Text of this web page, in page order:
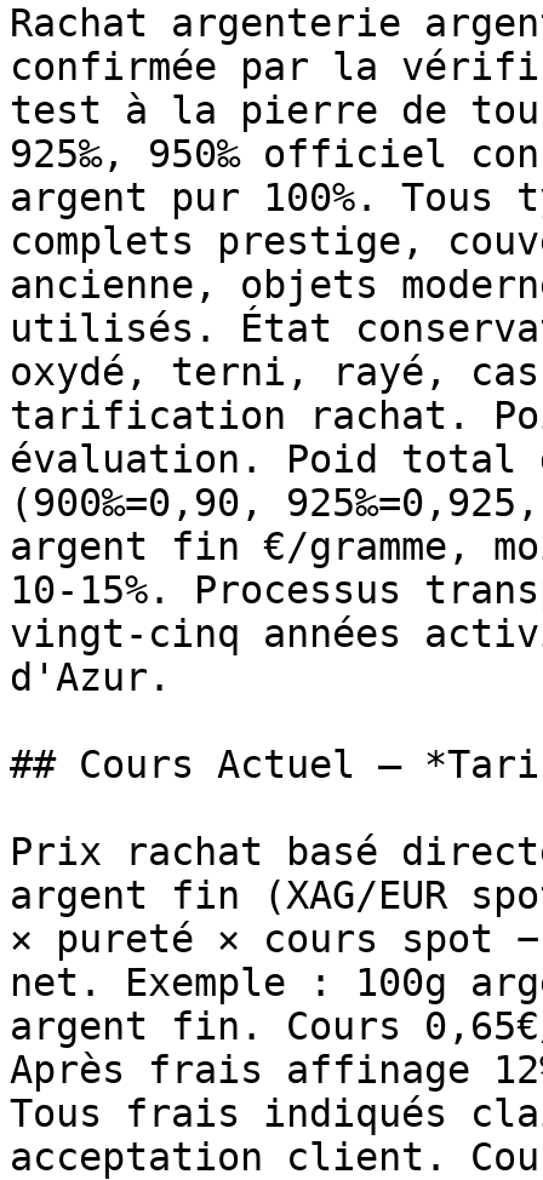
Rachat argenterie
confirmée par la
test à la pierre de
925‰, 950‰ officiel
argent pur 100%. Tous
complets prestige,
ancienne, objets
utilisés. État
oxydé, terni, rayé,
tarification rachat.
évaluation. Poid total
(900‰=0,90,
argent fin €/gramme,
10-15%. Processus
vingt-cinq années
d'Azur.
## Cours Actuel —
Prix rachat basé
argent fin (XAG/EUR
× pureté × cours spot
net. Exemple : 100g
argent fin. Cours
Après frais affinage
Tous frais indiqués
acceptation client.